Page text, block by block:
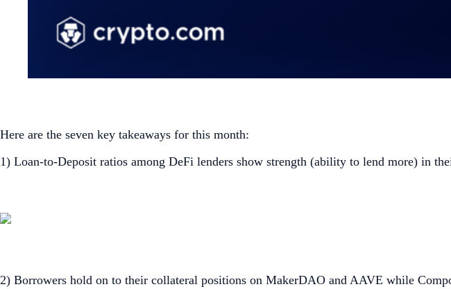
Here are the seven key takeaways for this month:
1) Loan-to-Deposit ratios among DeFi lenders show strength (ability to lend more) in
2) Borrowers hold on to their collateral positions on MakerDAO and AAVE while